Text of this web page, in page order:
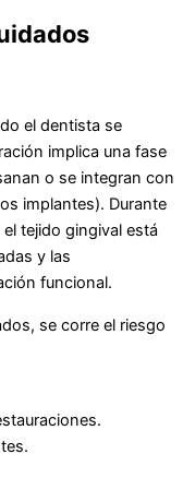
el dentista se
implica una fase
o se integran con
implantes). Durante
tejido gingival está
y las
funcional.
se corre el riesgo